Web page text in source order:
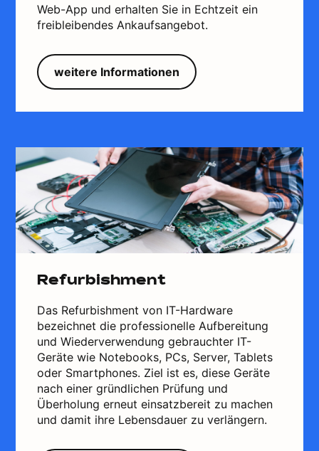
Web-App und erhalten Sie in Echtzeit ein
freibleibendes Ankaufsangebot.
weitere Informationen
Refurbishment
Das Refurbishment von IT-Hardware
bezeichnet die professionelle Aufbereitung
und Wiederverwendung gebrauchter IT-
Geräte wie Notebooks, PCs, Server, Tablets
oder Smartphones. Ziel ist es, diese Geräte
nach einer gründlichen Prüfung und
Überholung erneut einsatzbereit zu machen
und damit ihre Lebensdauer zu verlängern.